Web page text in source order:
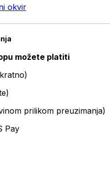
okvir
možete platiti
prilikom preuzimanja)
Pay